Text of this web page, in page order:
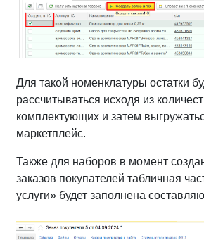
Для такой номенклатуры остатки
рассчитываться исходя из
комплектующих и затем
маркетплейс.
Также для наборов в момент
заказов покупателей табличная
услуги» будет заполнена